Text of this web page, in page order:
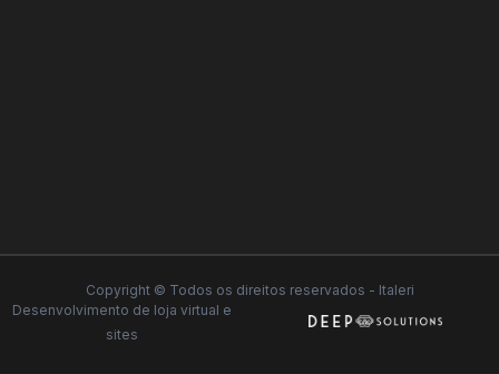
Copyright © Todos os direitos reservados - Italeri
Desenvolvimento de loja virtual e
sites